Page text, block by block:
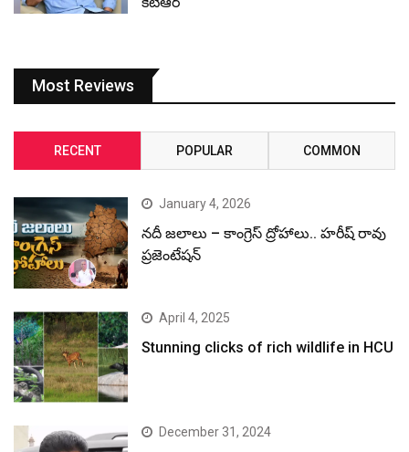
Most Reviews
RECENT POPULAR COMMON
January 4, 2026
నదీ జలాలు – కాంగ్రెస్ ద్రోహాలు.. హరీష్ రావు
ప్రజెంటేషన్
April 4, 2025
Stunning clicks of rich wildlife in HCU
December 31, 2024